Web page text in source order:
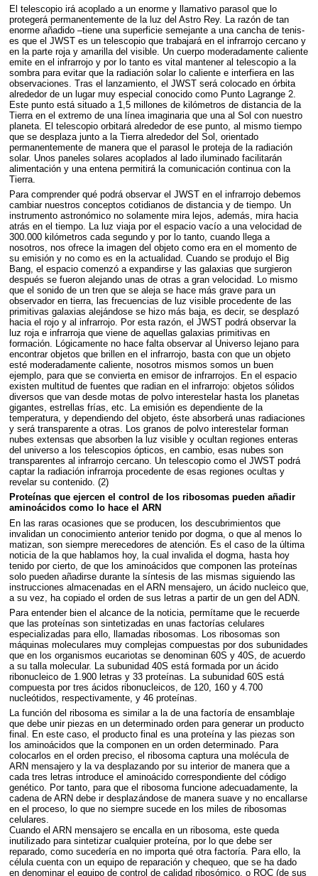
El telescopio irá acoplado a un enorme y llamativo parasol que lo
protegerá permanentemente de la luz del Astro Rey. La razón de tan
enorme añadido –tiene una superficie semejante a una cancha de tenis-
es que el JWSTes un telescopio que trabajará en el infrarrojo cercano y
en la parte roja y amarilla del visible. Un cuerpo moderadamente caliente
emite en el infrarrojo y por lo tanto es vital mantener al telescopio a la
sombra para evitar que la radiación solar lo caliente e interfiera en las
observaciones. Tras el lanzamiento, el JWSTserá colocado en órbita
alrededor de un lugar muy especial conocido como Punto Lagrange 2.
Este punto está situado a 1,5 millones de kilómetros de distancia de la
Tierra en el extremo de una línea imaginaria que una al Sol con nuestro
planeta. El telescopio orbitará alrededor de ese punto, al mismo tiempo
que se desplaza junto a la Tierra alrededor del Sol, orientado
permanentemente de manera que el parasol le proteja de la radiación
solar. Unos paneles solares acoplados al lado iluminado facilitarán
alimentación y una entena permitirá la comunicación continua con la
Tierra.
Para comprender qué podrá observar el JWSTen el infrarrojo debemos
cambiar nuestros conceptos cotidianos de distancia y de tiempo. Un
instrumento astronómico no solamente mira lejos, además, mira hacia
atrás en el tiempo. La luz viaja por el espacio vacío a una velocidad de
300.000 kilómetros cada segundo y por lo tanto, cuando llega a
nosotros, nos ofrece la imagen del objeto como era en el momento de
su emisión y no como es en la actualidad. Cuando se produjo el Big
Bang, el espacio comenzó a expandirse y las galaxias que surgieron
después se fueron alejando unas de otras a gran velocidad. Lo mismo
que el sonido de un tren que se aleja se hace más grave para un
observador en tierra, las frecuencias de luz visible procedente de las
primitivas galaxias alejándose se hizo más baja, es decir, se desplazó
hacia el rojo y al infrarrojo. Por esta razón, el JWSTpodrá observar la
luz roja e infrarroja que viene de aquellas galaxias primitivas en
formación. Lógicamente no hace falta observar al Universo lejano para
encontrar objetos que brillen en el infrarrojo, basta con que un objeto
esté moderadamente caliente, nosotros mismos somos un buen
ejemplo, para que se convierta en emisor de infrarrojos. En el espacio
existen multitud de fuentes que radian en el infrarrojo: objetos sólidos
diversos que van desde motas de polvo interestelar hasta los planetas
gigantes, estrellas frías, etc. La emisión es dependiente de la
temperatura, y dependiendo del objeto, éste absorberá unas radiaciones
y será transparente a otras. Los granos de polvo interestelar forman
nubes extensas que absorben la luz visible y ocultan regiones enteras
del universo a los telescopios ópticos, en cambio, esas nubes son
transparentes al infrarrojo cercano. Un telescopio como el JWSTpodrá
captar la radiación infrarroja procedente de esas regiones ocultas y
revelar su contenido. (2)
Proteínas que ejercen el control de los ribosomas pueden añadir
aminoácidos como lo hace el ARN
En las raras ocasiones que se producen, los descubrimientos que
invalidan un conocimiento anterior tenido por dogma, o que al menos lo
matizan, son siempre merecedores de atención. Es el caso de la última
noticia de la que hablamos hoy, la cual invalida el dogma, hasta hoy
tenido por cierto, de que los aminoácidos que componen las proteínas
solo pueden añadirse durante la síntesis de las mismas siguiendo las
instrucciones almacenadas en el ARNmensajero, un ácido nucleico que,
a su vez, ha copiado el orden de sus letras a partir de un gen del ADN.
Para entender bien el alcance de la noticia, permítame que le recuerde
que las proteínas son sintetizadas en unas factorías celulares
especializadas para ello, llamadas ribosomas. Los ribosomas son
máquinas moleculares muy complejas compuestas por dos subunidades
que en los organismos eucariotas se denominan 60S y 40S, de acuerdo
a su talla molecular. La subunidad 40S está formada por un ácido
ribonucleico de 1.900 letras y 33 proteínas. La subunidad 60S está
compuesta por tres ácidos ribonucleicos, de 120, 160 y 4.700
nucleótidos, respectivamente, y 46 proteínas.
La función del ribosoma es similar a la de una factoría de ensamblaje
que debe unir piezas en un determinado orden para generar un producto
final. En este caso, el producto final es una proteína y las piezas son
los aminoácidos que la componen en un orden determinado. Para
colocarlos en el orden preciso, el ribosoma captura una molécula de
ARN mensajero y la va desplazando por su interior de manera que a
cada tres letras introduce el aminoácido correspondiente del código
genético. Por tanto, para que el ribosoma funcione adecuadamente, la
cadena de ARN debe ir desplazándose de manera suave y no encallarse
en el proceso, lo que no siempre sucede en los miles de ribosomas
celulares.
Cuando el ARN mensajero se encalla en un ribosoma, este queda
inutilizado para sintetizar cualquier proteína, por lo que debe ser
reparado, como sucedería en no importa qué otra factoría. Para ello, la
célula cuenta con un equipo de reparación y chequeo, que se ha dado
en denominar el equipo de control de calidad ribosómico, o RQC(de sus